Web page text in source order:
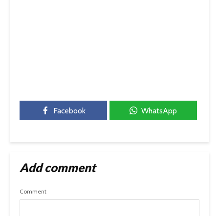
Facebook WhatsApp
Add comment
Comment